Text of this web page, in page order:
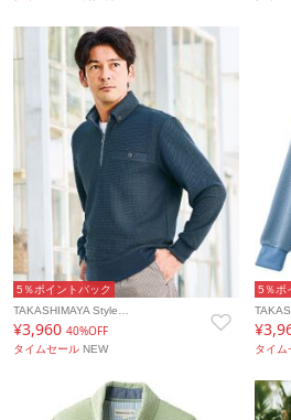
5％ポイントバック
TAKASHIMAYA Style…
¥3,960 40%OFF
タイムセール NEW
5％ポ
タイ